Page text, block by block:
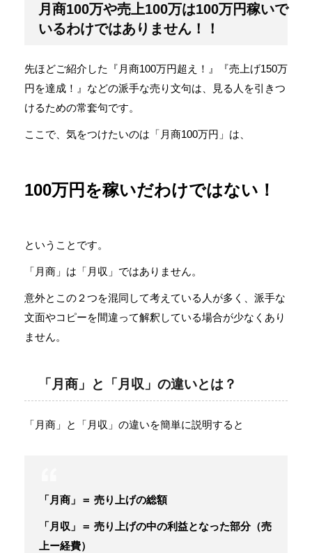
月商100万や売上100万は100万円稼いで
いるわけではありません！！
先ほどご紹介した『月商100万円超え！』『売上げ150万
円を達成！』などの派手な売り文句は、見る人を引きつ
けるための常套句です。
ここで、気をつけたいのは「月商100万円」は、
100万円を稼いだわけではない！
ということです。
「月商」は「月収」ではありません。
意外とこの２つを混同して考えている人が多く、派手な
文面やコピーを間違って解釈している場合が少なくあり
ません。
「月商」と「月収」の違いとは？
「月商」と「月収」の違いを簡単に説明すると
「月商」＝ 売り上げの総額
「月収」＝ 売り上げの中の利益となった部分（売
上ー経費）